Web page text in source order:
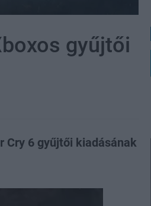
gyűjtői
Cry 6 gyűjtői kiadásának